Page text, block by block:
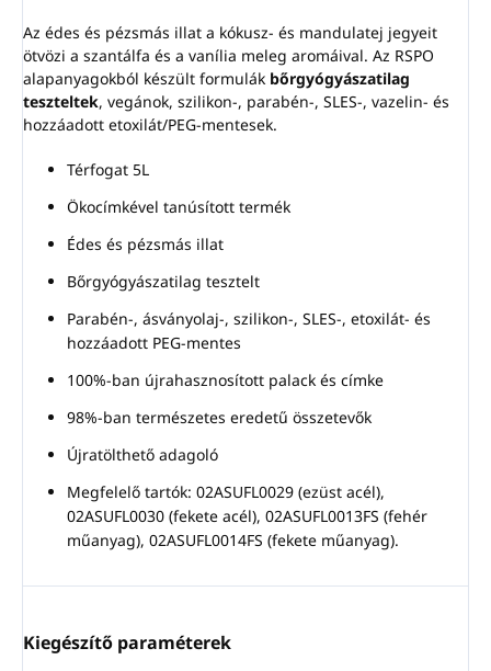
Az édes és pézsmás illat a kókusz- és mandulatej jegyeit
ötvözi a szantálfa és a vanília meleg aromáival. Az RSPO
alapanyagokból készült formulák bőrgyógyászatilag
teszteltek, vegánok, szilikon-, parabén-, SLES-, vazelin- és
hozzáadott etoxilát/PEG-mentesek.
Térfogat 5L
Ökocímkével tanúsított termék
Édes és pézsmás illat
Bőrgyógyászatilag tesztelt
Parabén-, ásványolaj-, szilikon-, SLES-, etoxilát- és
hozzáadott PEG-mentes
100%-ban újrahasznosított palack és címke
98%-ban természetes eredetű összetevők
Újratölthető adagoló
Megfelelő tartók: 02ASUFL0029 (ezüst acél),
02ASUFL0030 (fekete acél), 02ASUFL0013FS (fehér
műanyag), 02ASUFL0014FS (fekete műanyag).
Kiegészítő paraméterek